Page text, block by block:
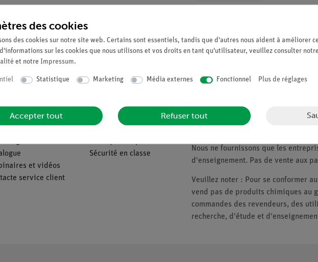
Demander une offre
et vidéos
service client
Sécurité en classe
Nous ne fournissons que les
d'enseignement. Pas de vente aux
Veuillez noter : Pour se conformer
vend pas de produits chimiques au
commandes des revendeurs, des
recherche, d'étude et
des cookies
des cookies sur notre site web. Certains sont essentiels, tandis que d'autres nous aident à améliorer
sur les cookies que nous utilisons et vos droits en tant qu'utilisateur, veuillez consulter notre
et notre Impressum.
Statistique Marketing Média externes Fonctionnel Plus de réglages
Accepter tout Refuser tout